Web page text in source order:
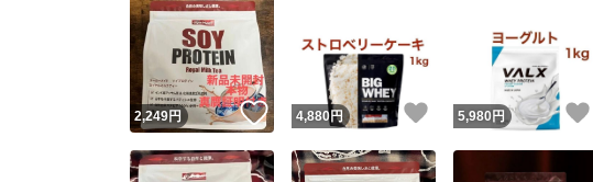
2,249円 いいね！
4,880円 いいね！
5,980 円